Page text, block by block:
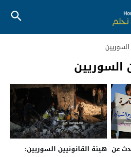
السوريين
عن هيئة القانونيين السوريين: